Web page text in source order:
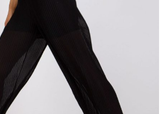
lnianych, które od wieków są cenione
lnu jako materiału odzieżowego
a dziś …